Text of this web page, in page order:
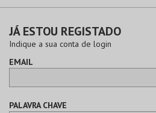
EVENTOS
CARTÕES
PRODUTOS
JÁ ESTOU REGISTADO
Indique a sua conta de login
EMAIL
PALAVRA CHAVE